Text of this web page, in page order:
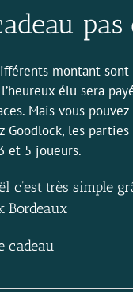
pas
montant
élu sera
Mais vous
Goodlock, les
et 5 joueurs.
c’est très simple
Bordeaux
cadeau